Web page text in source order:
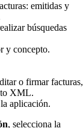
emitidas y
búsquedas
y concepto.
o firmar facturas,
XML.
aplicación.
, selecciona la